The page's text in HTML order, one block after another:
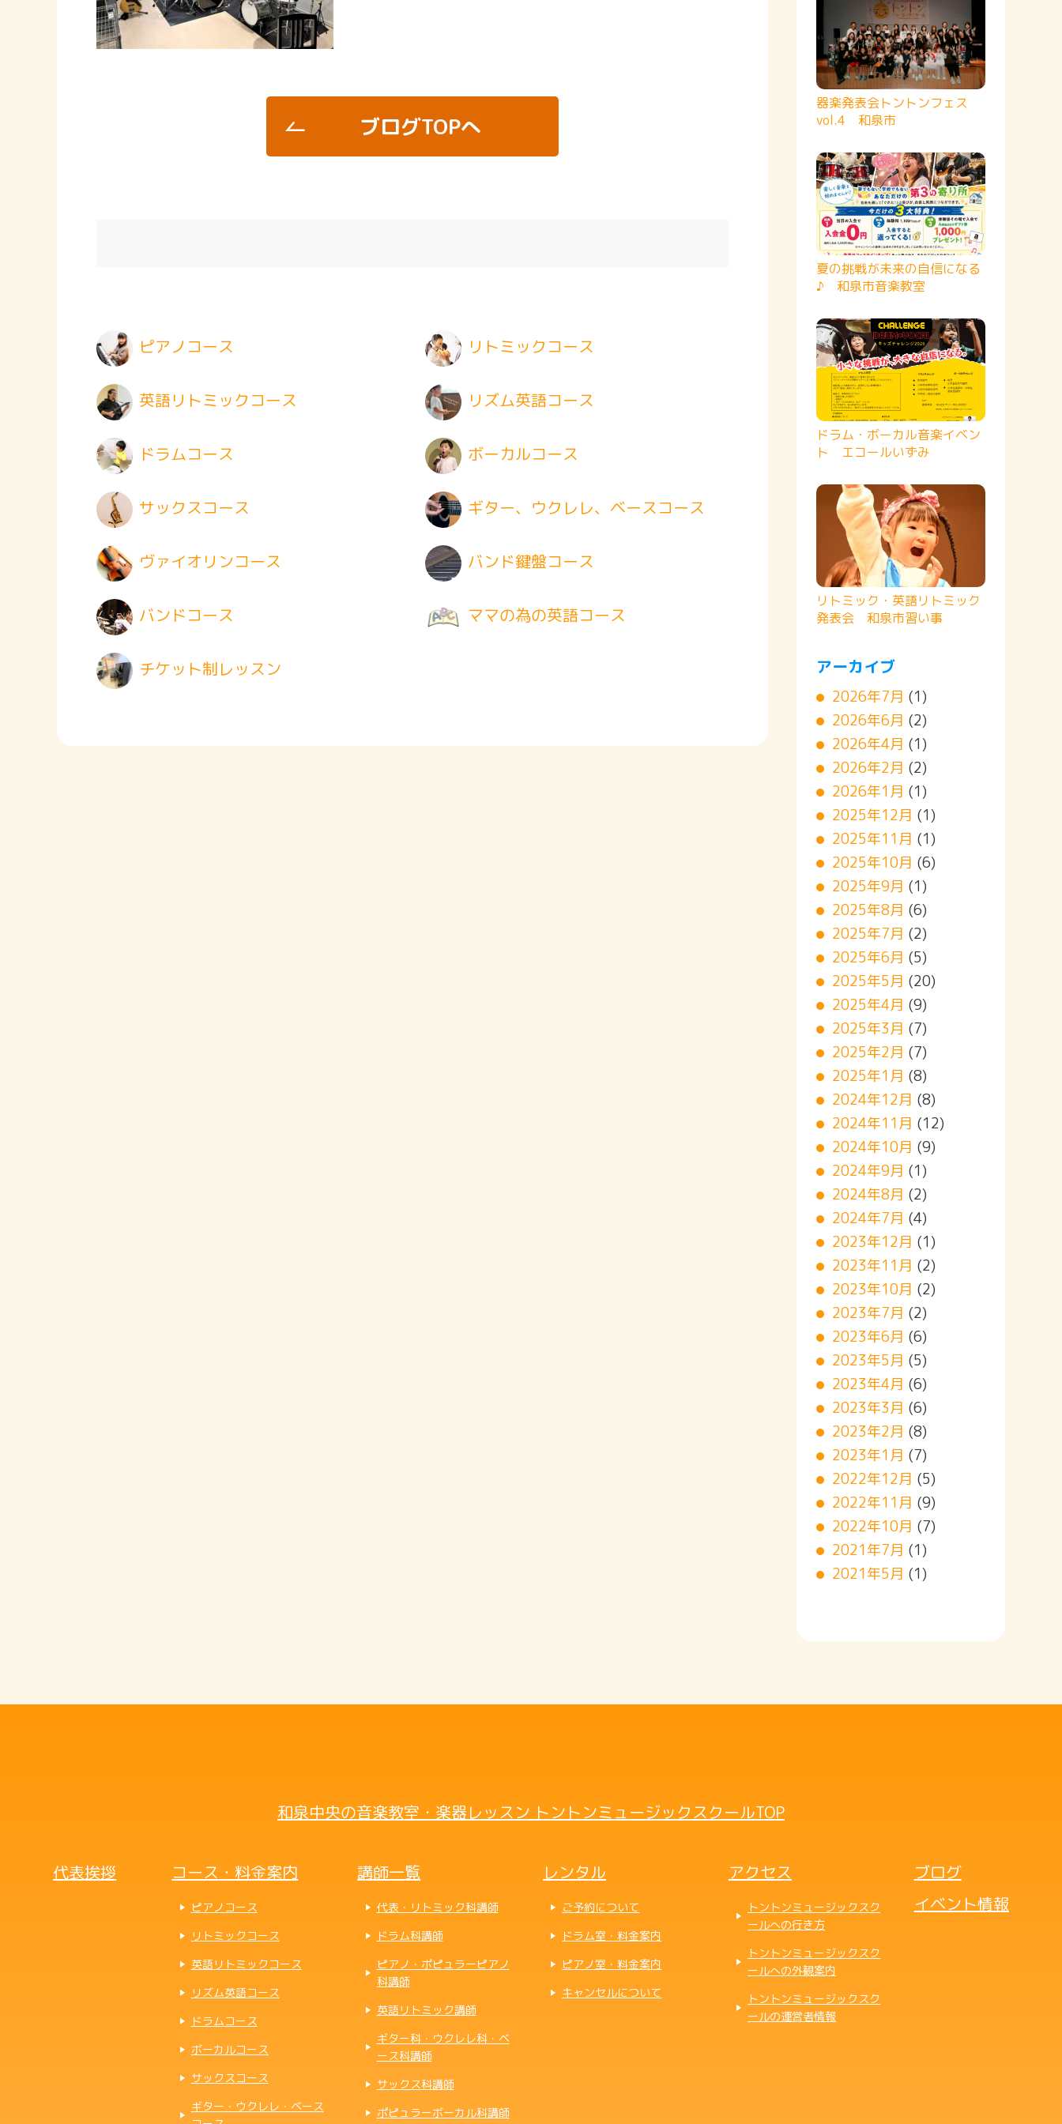
ブログTOPへ
ピアノコース リトミックコース
英語リトミックコース リズム英語コース
ドラムコース ボーカルコース
サックスコース ギター、ウクレレ、ベースコース
ヴァイオリンコース バンド鍵盤コース
バンドコース ママの為の英語コース
チケット制レッスン
器楽発表会トントンフェス
vol.4 和泉市
夏の挑戦が未来の自信になる
♪ 和泉市音楽教室
ドラム・ボーカル音楽イベン
ト エコールいずみ
リトミック・英語リトミック
発表会 和泉市習い事
アーカイブ
2026年7月 (1)
2026年6月 (2)
2026年4月 (1)
2026年2月 (2)
2026年1月 (1)
2025年12月 (1)
2025年11月 (1)
2025年10月 (6)
2025年9月 (1)
2025年8月 (6)
2025年7月 (2)
2025年6月 (5)
2025年5月 (20)
2025年4月 (9)
2025年3月 (7)
2025年2月 (7)
2025年1月 (8)
2024年12月 (8)
2024年11月 (12)
2024年10月 (9)
2024年9月 (1)
2024年8月 (2)
2024年7月 (4)
2023年12月 (1)
2023年11月 (2)
2023年10月 (2)
2023年7月 (2)
2023年6月 (6)
2023年5月 (5)
2023年4月 (6)
2023年3月 (6)
2023年2月 (8)
2023年1月 (7)
2022年12月 (5)
2022年11月 (9)
2022年10月 (7)
2021年7月 (1)
2021年5月 (1)
和泉中央の音楽教室・楽器レッスン トントンミュージックスクールTOP
代表挨拶 コース・料金案内
ピアノコース
リトミックコース
英語リトミックコース
リズム英語コース
ドラムコース
ボーカルコース
サックスコース
ギター・ウクレレ・ベース
講師一覧
代表・リトミック科講師
ドラム科講師
ピアノ・ポピュラーピアノ
科講師
英語リトミック講師
ギター科・ウクレレ科・ベ
ース科講師
サックス科講師
ポピュラーボーカル科講師
レンタル
ご予約について
ドラム室・料金案内
ピアノ室・料金案内
キャンセルについて
アクセス
トントンミュージックスク
ールへの行き方
トントンミュージックスク
ールへの外観案内
トントンミュージックスク
ールの運営者情報
ブログ
イベント情報